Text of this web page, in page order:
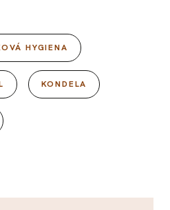
HYGIENA
KONDELA